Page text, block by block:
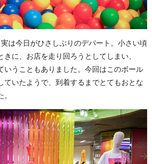
は今日がひさしぶりのデパート。小さい頃
きに、お店を走り回ろうとしてしまい、
うこともありました。今回はこのボール
ていたようで、到着するまでとてもおとな